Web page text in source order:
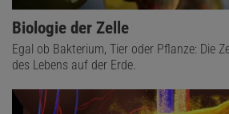
Biologie der Zelle
Egal ob Bakterium, Tier oder Pflanze: Die
des Lebens auf der Erde.